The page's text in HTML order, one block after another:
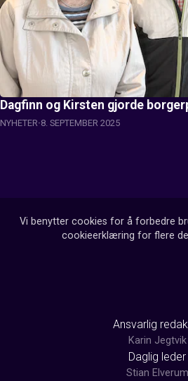
Dagfinn og Kirsten gjorde
NYHETER 8. SEPTEMBER 2025
Vi benytter cookies for å forbedre
cookieerklæring for flere
Ansvarlig
Karin Jegtvik
Daglig leder
Stian Elverum